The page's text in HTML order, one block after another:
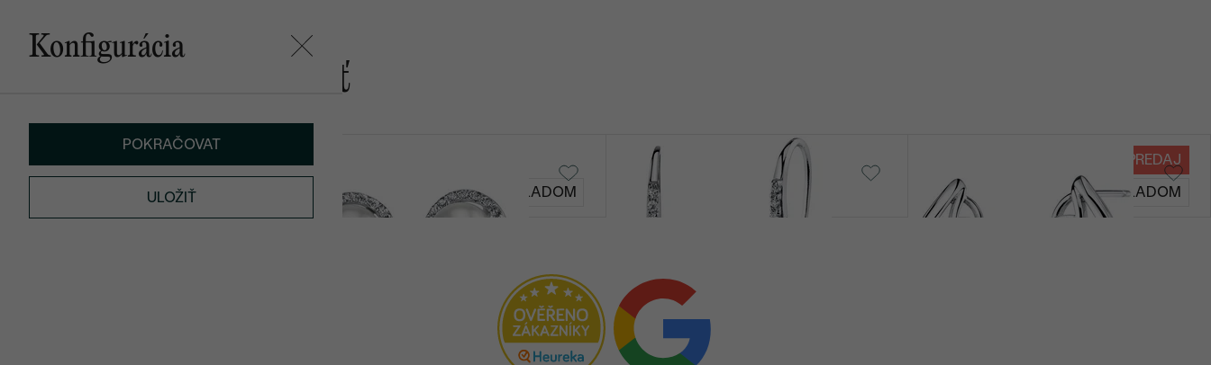
Konfigurácia
POKRAČOVAT
ULOŽIŤ
Mohlo by sa vám páčiť
Carolita
€ 169 SKLADOM
Hoshi
€ 159
Babey
€ 119€ 112
VÝPREDAJ
SKLADOM